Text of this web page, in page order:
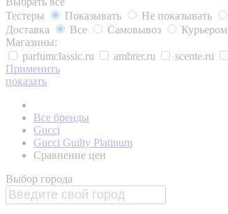
Тестеры
Показывать Не показывать
Доставка
Все Самовывоз Курьером
Магазины:
parfumclassic.ru
ambrer.ru scente.ru
Применить
показать
Все бренды
Gucci
Gucci Guilty Platinum
Сравнение цен
Выбор города